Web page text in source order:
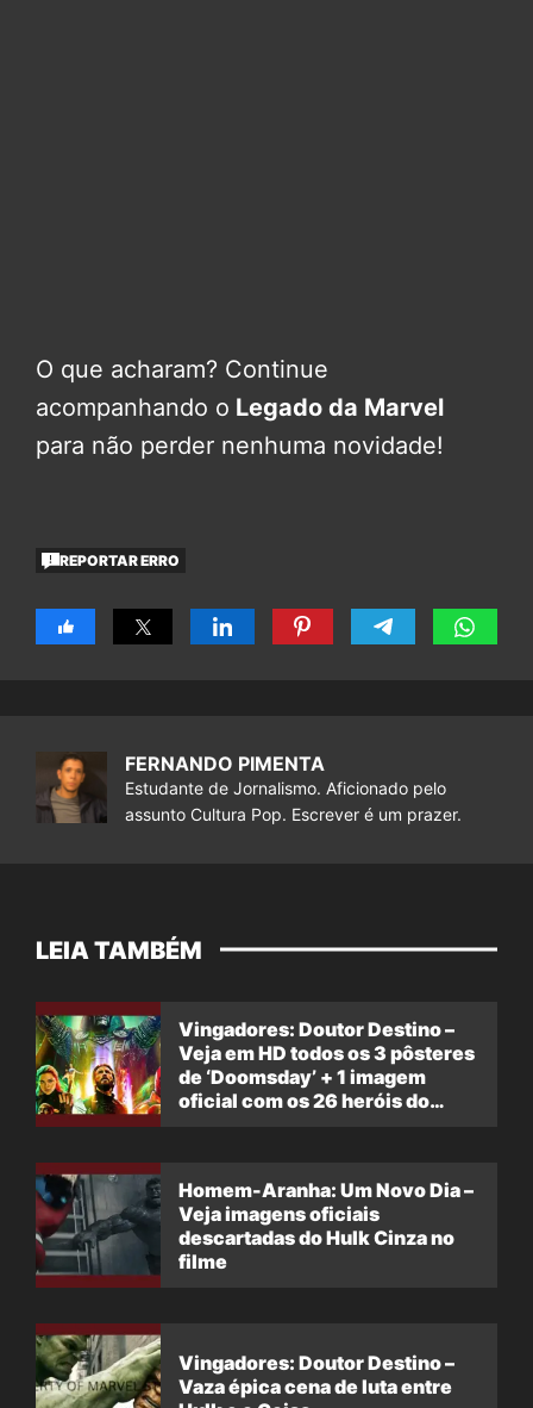
O que acharam? Continue
acompanhando o Legado da Marvel
para não perder nenhuma novidade!
REPORTAR ERRO
FERNANDO PIMENTA
Estudante de Jornalismo. Aficionado pelo
assunto Cultura Pop. Escrever é um prazer.
LEIA TAMBÉM
Vingadores: Doutor Destino –
Veja em HD todos os 3 pôsteres
de ‘Doomsday’ + 1 imagem
oficial com os 26 heróis do
Homem-Aranha: Um Novo Dia –
Veja imagens oficiais
descartadas do Hulk Cinza no
filme
Vingadores: Doutor Destino –
Vaza épica cena de luta entre